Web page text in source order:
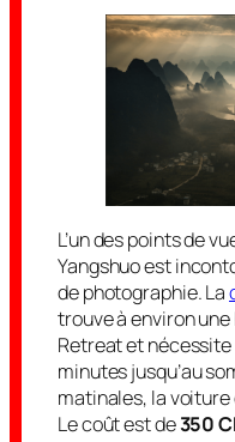
L’un des points de
Yangshuo est
de photographie. La
trouve à environ
Retreat et nécessite
minutes jusqu’au
matinales, la
Le coût est de350